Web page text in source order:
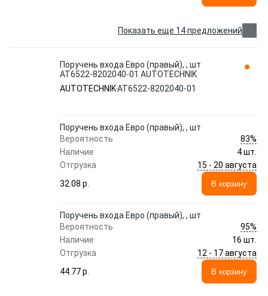
Показать еще 14 предложений
Поручень входа Евро (правый), , шт
АТ6522-8202040-01 AUTOTECHNIK
AUTOTECHNIKАТ6522-8202040-01
Поручень входа Евро (правый), , шт
Вероятность
83%
Наличие
4 шт.
Отгрузка
15 - 20 августа
32.08 p.
В корзину
Поручень входа Евро (правый), , шт
Вероятность
95%
Наличие
16 шт.
Отгрузка
12 - 17 августа
44.77 p.
В корзину